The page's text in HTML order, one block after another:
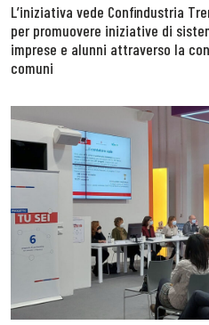
L’iniziativa vede Confindustria
per promuovere iniziative di
imprese e alunni attraverso la
comuni